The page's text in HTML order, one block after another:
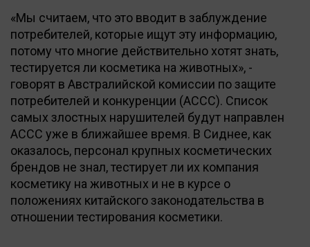
«Мы считаем, что это вводит в заблуждение
потребителей, которые ищут эту информацию,
потому что многие действительно хотят знать,
тестируется ли косметика на животных», -
говорят в Австралийской комиссии по защите
потребителей и конкуренции (ACCC). Список
самых злостных нарушителей будут направлен
ACCC уже в ближайшее время. В Сиднее, как
оказалось, персонал крупных косметических
брендов не знал, тестирует ли их компания
косметику на животных и не в курсе о
положениях китайского законодательства в
отношении тестирования косметики.